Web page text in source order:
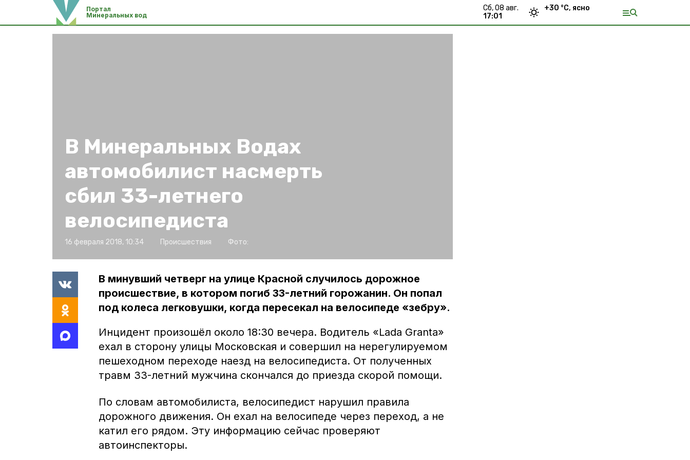
Портал
Минеральных вод
сб, 08 авг.
17:01
+30 °С, ясно
В Минеральных Водах
автомобилист насмерть
cбил 33-летнего
велосипедиста
16 февраля 2018, 10:34 Происшествия Фото:
В минувший четверг на улице Красной случилось дорожное
происшествие, в котором погиб 33-летний горожанин. Он попал
под колеса легковушки, когда пересекал на велосипеде «зебру».
Инцидент произошёл около 18:30 вечера. Водитель «Lada Granta»
ехал в сторону улицы Московская и совершил на нерегулируемом
пешеходном переходе наезд на велосипедиста. От полученных
травм 33-летний мужчина скончался до приезда скорой помощи.
По словам автомобилиста, велосипедист нарушил правила
дорожного движения. Он ехал на велосипеде через переход, а не
катил его рядом. Эту информацию сейчас проверяют
автоинспекторы.